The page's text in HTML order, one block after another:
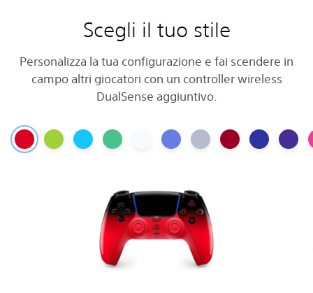
Scegli il tuo stile
Personalizza la tua configurazione e fai scendere in
campo altri giocatori con un controller wireless
DualSense aggiuntivo.